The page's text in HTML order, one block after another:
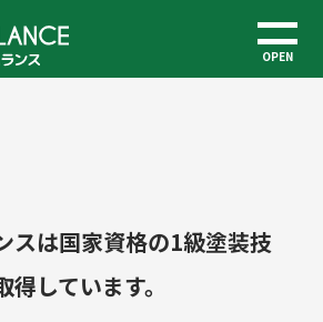
OPEN
スは国家資格の1級塗装技
しています。